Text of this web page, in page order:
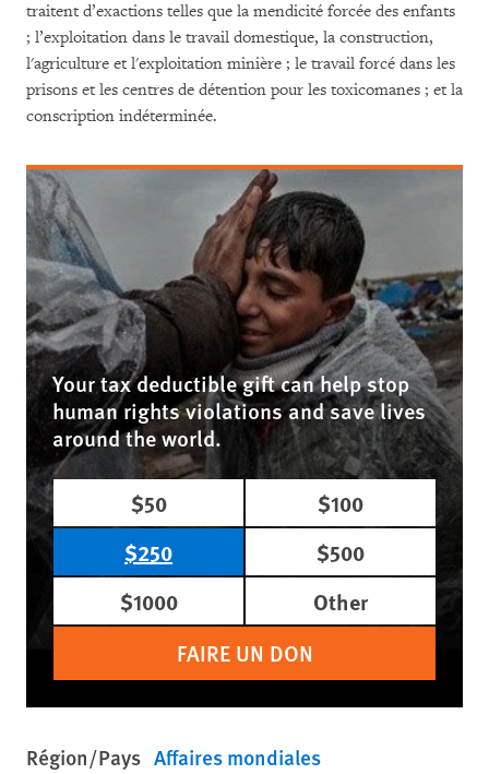
traitent d’exactions telles que la mendicité forcée des enfants
; l’exploitation dans le travail domestique, la construction,
l'agriculture et l'exploitation minière ; le travail forcé dans les
prisons et les centres de détention pour les toxicomanes ; et la
conscription indéterminée.
Your tax deductible gift can help stop
human rights violations and save lives
around the world.
$50
$100
$250
$500
$1000
Other
FAIRE UN DON
Région/Pays Affaires mondiales